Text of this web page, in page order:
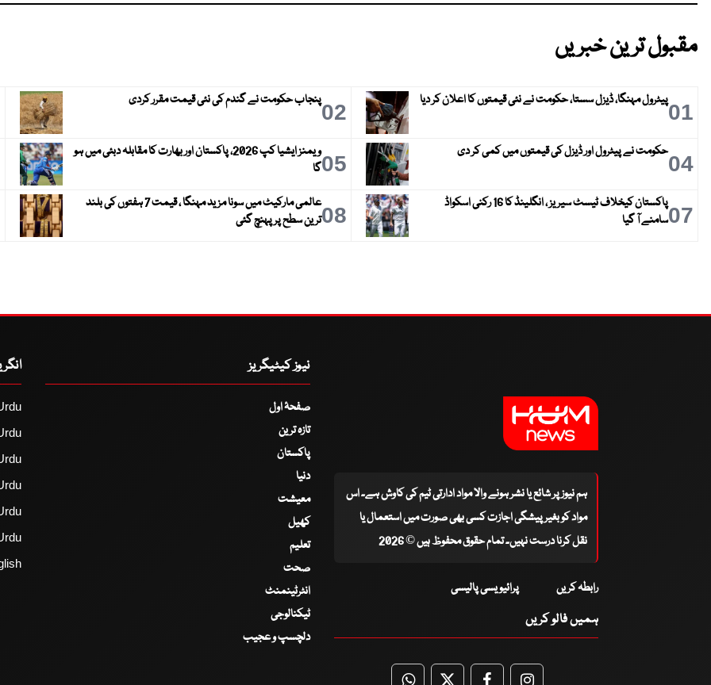
مقبول ترین خبریں
01پیٹرول مہنگا، ڈیزل سستا، حکومت نے نئی قیمتوں کا اعلان کر دیا 02پنجاب حکومت نے گندم کی نئی قیمت مقرر کردی
04حکومت نے پیٹرول اور ڈیزل کی قیمتوں میں کمی کر دی 05
ویمنز ایشیا کپ 2026، پاکستان اور بھارت کا مقابلہ دبئی میں ہو
گا
07
پاکستان کیخلاف ٹیسٹ سیریز ، انگلینڈ کا 16 رکنی اسکواڈ
سامنے آ گیا
08
عالمی مارکیٹ میں سونا مزید مہنگا ، قیمت 7 ہفتوں کی بلند
ترین سطح پر پہنچ گئی
ہم نیوز پر شائع یا نشر ہونے والا مواد ادارتی ٹیم کی کاوش ہے۔ اس
مواد کو بغیر پیشگی اجازت کسی بھی صورت میں استعمال یا
نقل کرنا درست نہیں۔ تمام حقوق محفوظ ہیں © 2026
رابطہ کریں پرائیویسی پالیسی
ہمیں فالو کریں
نیوز کیٹیگریز
صفحۂ اول
تازہ ترین
پاکستان
دنیا
معیشت
کھیل
تعلیم
صحت
انٹرٹینمنٹ
ٹیکنالوجی
دلچسپ و عجیب